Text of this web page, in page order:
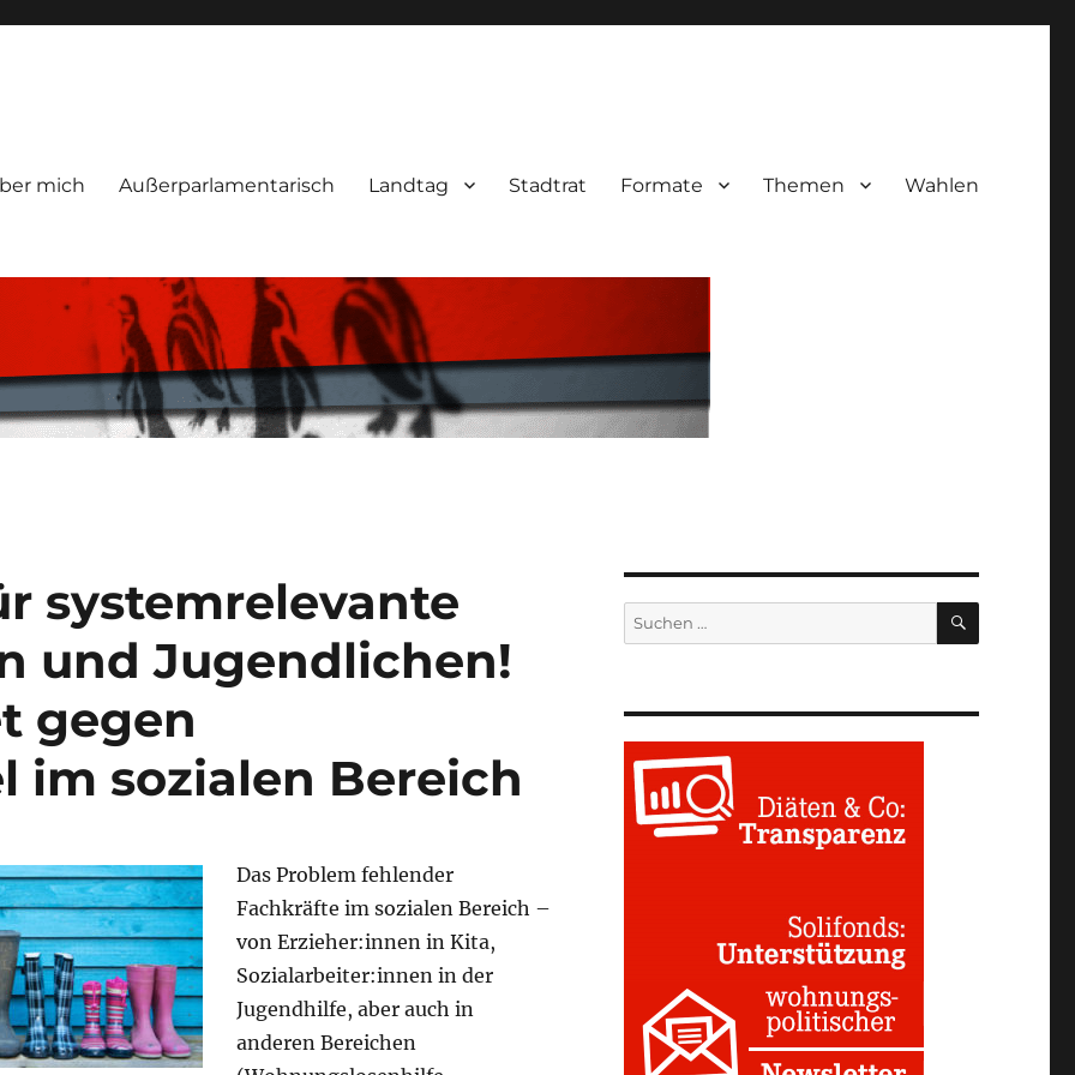
mich Außerparlamentarisch Landtag Stadtrat Formate Themen Wahlen
systemrelevante
und Jugendlichen!
gegen
im sozialen Bereich
Das Problem fehlender
Fachkräfte im sozialen Bereich –
von Erzieher:innen in Kita,
Sozialarbeiter:innen in der
Jugendhilfe, aber auch in
anderen Bereichen
Suchen
nach:
SUCHEN